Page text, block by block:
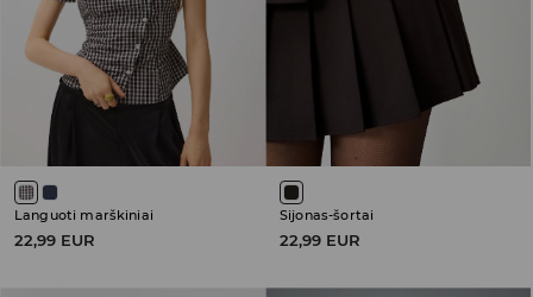
Languoti marškiniai
22,99 EUR
Sijonas-šortai
22,99 EUR